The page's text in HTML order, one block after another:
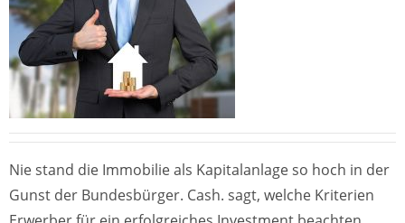
Nie stand die Immobilie als Kapitalanlage so hoch in der
Gunst der Bundesbürger. Cash. sagt, welche Kriterien